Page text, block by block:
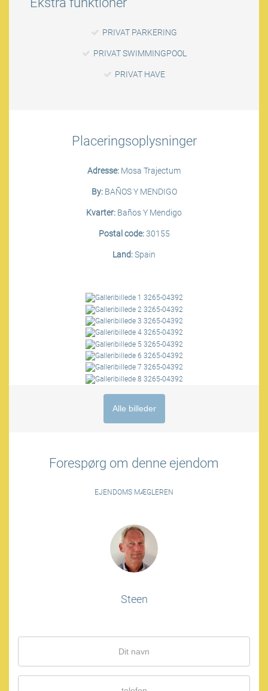
PRIVAT PARKERING
PRIVAT SWIMMINGPOOL
PRIVAT HAVE
Placeringsoplysninger
Adresse: Mosa Trajectum
By:BAÑOS Y MENDIGO
Kvarter: Baños Y Mendigo
Postal code:30155
Land:Spain
Alle billeder
Forespørg om denne ejendom
EJENDOMS MÆGLEREN
Steen